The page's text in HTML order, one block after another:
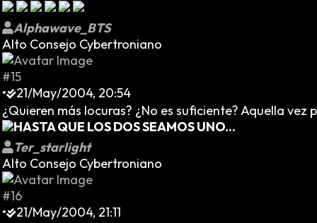
Alphawave_BTS
Alto Consejo Cybertroniano
#15
•
21/May/2004, 20:54
¿Quieren más locuras? ¿No es suficiente? Aquella
HASTA QUE LOS DOS SEAMOS UNO...
Ter_starlight
Alto Consejo Cybertroniano
#16
•
21/May/2004, 21:11